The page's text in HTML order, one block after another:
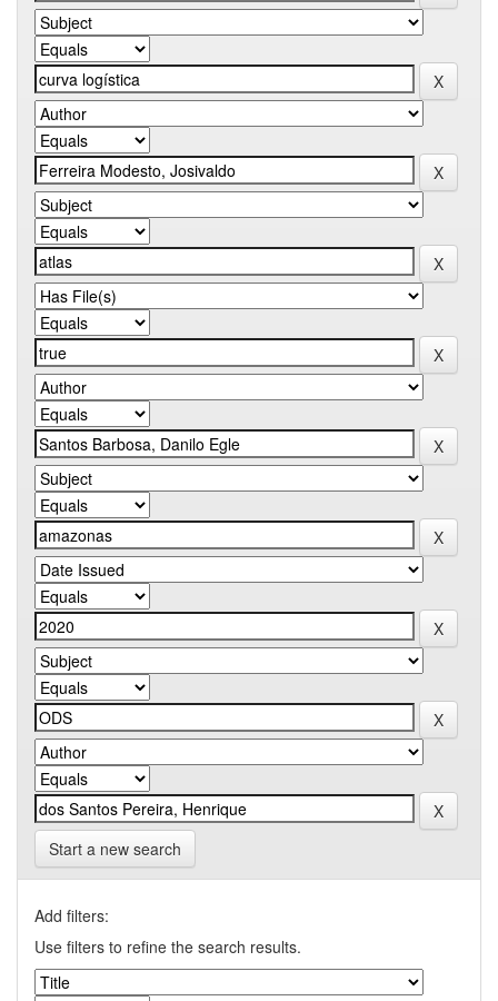
Start a new search
Add filters:
Use filters to refine the search results.